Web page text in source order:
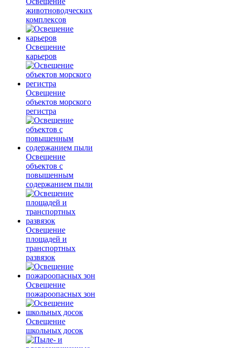
животноводческих
комплексов
Освещение
карьеров
Освещение
объектов морского
регистра
Освещение
объектов с
повышенным
содержанием пыли
Освещение
площадей и
транспортных
развязок
Освещение
пожароопасных зон
Освещение
школьных досок